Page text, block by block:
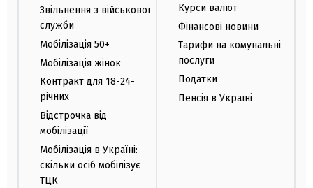
Звільнення з військової
служби
Мобілізація 50+
Мобілізація жінок
Контракт для 18-24-
річних
Відстрочка від
мобілізації
Мобілізація в Україні:
скільки осіб мобілізує
ТЦК
Курси валют
Фінансові новини
Тарифи на комунальні
послуги
Податки
Пенсія в Україні